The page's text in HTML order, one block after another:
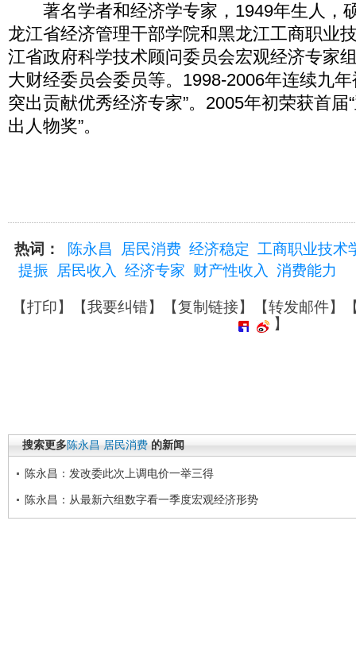
著名学者和经济学专家，1949年生人，
龙江省经济管理干部学院和黑龙江工商职业
江省政府科学技术顾问委员会宏观经济专家
大财经委员会委员等。1998-2006年连续九
突出贡献优秀经济专家”。2005年初荣获首届
出人物奖”。
热词： 陈永昌 居民消费 经济稳定
工商职业技术
提振
居民收入 经济专家 财产性收入 消费能力
【打印】【我要纠错】【复制链接】【转发邮件】
】
搜索更多陈永昌 居民消费 的新闻
陈永昌：发改委此次上调电价一举三得
陈永昌：从最新六组数字看一季度宏观经济形势